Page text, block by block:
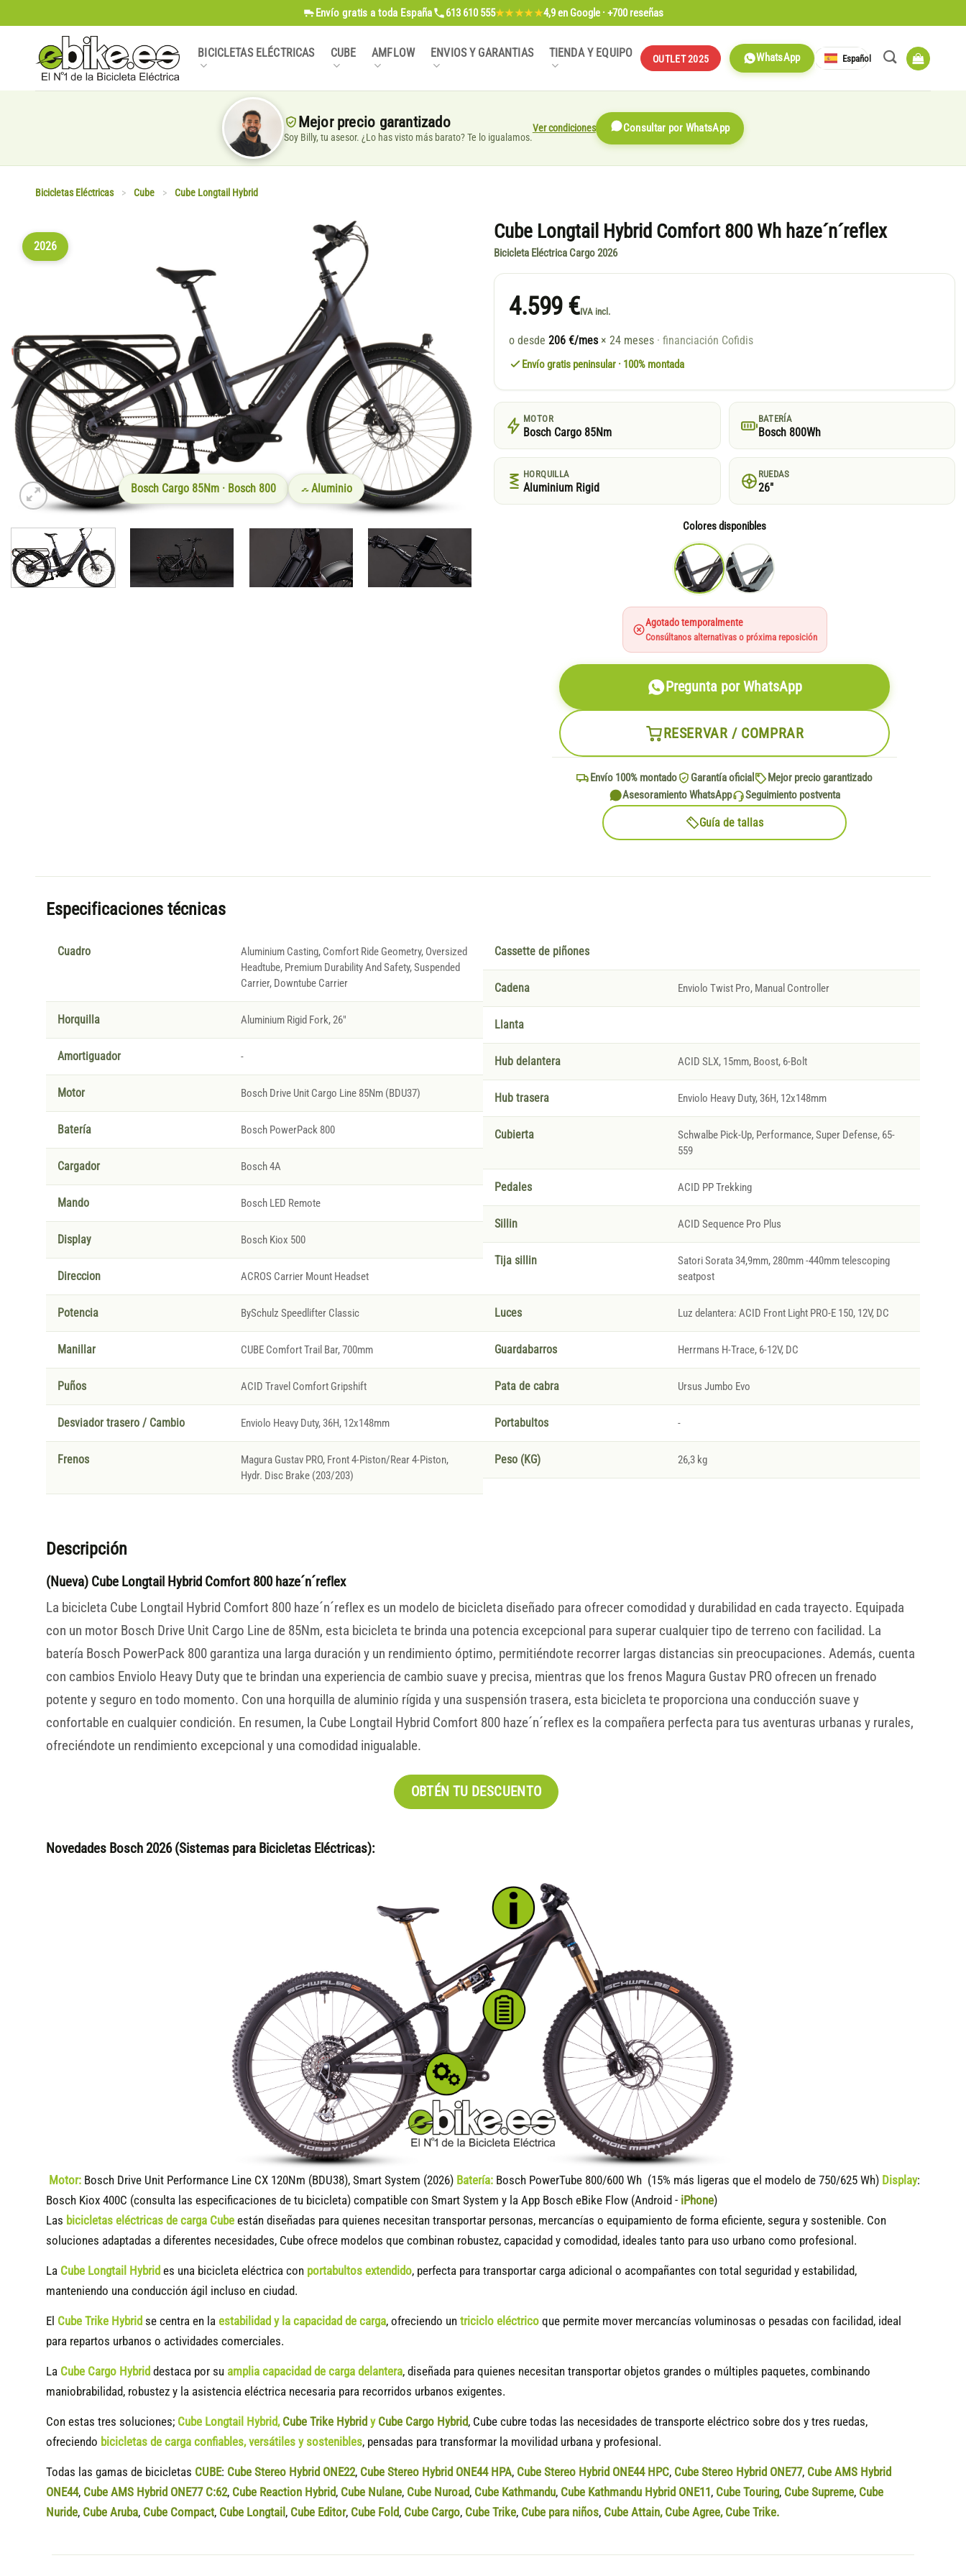
al
contenido
Envío gratis a toda España 613 610 555★★★★★4,9en Google · +700 reseñas
BICICLETAS ELÉCTRICAS CUBE AMFLOW ENVIOS Y GARANTIAS TIENDA Y EQUIPO OUTLET 2025 WhatsApp Español
Mejor precio garantizado
Soy Billy, tu asesor. ¿Lo has visto más barato? Te lo igualamos.
Ver condiciones Consultar por WhatsApp
Bicicletas Eléctricas > Cube > Cube Longtail Hybrid
2026
Bosch Cargo 85Nm · Bosch 800 Aluminio
Cube Longtail Hybrid Comfort 800 Wh haze´n´reflex
Bicicleta Eléctrica Cargo 2026
4.599 €IVA incl.
o desde 206 €/mes × 24 meses · financiación Cofidis
Envío gratis peninsular · 100% montada
MOTOR
Bosch Cargo 85Nm
BATERÍA
Bosch 800Wh
HORQUILLA
Aluminium Rigid
RUEDAS
26"
Colores disponibles
Agotado temporalmente
Consúltanos alternativas o próxima reposición
RESERVAR / COMPRAR
Pregunta por WhatsApp
Envío 100% montado Garantía oficial
Mejor precio garantizado
Asesoramiento WhatsApp
Seguimiento postventa
Guía de tallas
Especificaciones técnicas
Cuadro
Aluminium Casting, Comfort Ride Geometry, Oversized
Headtube, Premium Durability And Safety, Suspended
Carrier, Downtube Carrier
Horquilla Aluminium Rigid Fork, 26"
Amortiguador -
Motor Bosch Drive Unit Cargo Line 85Nm (BDU37)
Batería Bosch PowerPack 800
Cargador Bosch 4A
Mando Bosch LED Remote
Display Bosch Kiox 500
Direccion ACROS Carrier Mount Headset
Potencia BySchulz Speedlifter Classic
Manillar CUBE Comfort Trail Bar, 700mm
Puños ACID Travel Comfort Gripshift
Desviador trasero / Cambio Enviolo Heavy Duty, 36H, 12x148mm
Frenos
Magura Gustav PRO, Front 4-Piston/Rear 4-Piston,
Hydr. Disc Brake (203/203)
Cassette de piñones
Cadena Enviolo Twist Pro, Manual Controller
Llanta
Hub delantera ACID SLX, 15mm, Boost, 6-Bolt
Hub trasera Enviolo Heavy Duty, 36H, 12x148mm
Cubierta
Schwalbe Pick-Up, Performance, Super Defense, 65-
559
Pedales ACID PP Trekking
Sillin ACID Sequence Pro Plus
Tija sillin
Satori Sorata 34,9mm, 280mm -440mm telescoping
seatpost
Luces Luz delantera: ACID Front Light PRO-E 150, 12V, DC
Guardabarros Herrmans H-Trace, 6-12V, DC
Pata de cabra Ursus Jumbo Evo
Portabultos -
Peso (KG) 26,3 kg
Descripción
(Nueva) Cube Longtail Hybrid Comfort 800 haze´n´reflex
La bicicleta Cube Longtail Hybrid Comfort 800 haze´n´reflex es un modelo de bicicleta diseñado para ofrecer comodidad y durabilidad en cada trayecto. Equipada
con un motor Bosch Drive Unit Cargo Line de 85Nm, esta bicicleta te brinda una potencia excepcional para superar cualquier tipo de terreno con facilidad. La
batería Bosch PowerPack 800 garantiza una larga duración y un rendimiento óptimo, permitiéndote recorrer largas distancias sin preocupaciones. Además, cuenta
con cambios Enviolo Heavy Duty que te brindan una experiencia de cambio suave y precisa, mientras que los frenos Magura Gustav PRO ofrecen un frenado
potente y seguro en todo momento. Con una horquilla de aluminio rígida y una suspensión trasera, esta bicicleta te proporciona una conducción suave y
confortable en cualquier condición. En resumen, la Cube Longtail Hybrid Comfort 800 haze´n´reflex es la compañera perfecta para tus aventuras urbanas y rurales,
ofreciéndote un rendimiento excepcional y una comodidad inigualable.
OBTÉN TU DESCUENTO
Novedades Bosch 2026 (Sistemas para Bicicletas Eléctricas):
Motor:Bosch Drive Unit Performance Line CX 120Nm (BDU38), Smart System (2026) Batería:Bosch PowerTube 800/600 Wh (15% más ligeras que el modelo de 750/625 Wh) Display:
Bosch Kiox 400C (consulta las especificaciones de tu bicicleta) compatiblecon Smart System y la App Bosch eBike Flow (Android - iPhone)
Las bicicletas eléctricas de carga Cubeestán diseñadas para quienes necesitan transportar personas, mercancías o equipamiento de forma eficiente, segura y sostenible. Con
soluciones adaptadas a diferentes necesidades, Cube ofrece modelos que combinan robustez, capacidad y comodidad, ideales tanto para uso urbano como profesional.
La Cube Longtail Hybrid es una bicicleta eléctrica con portabultos extendido, perfecta para transportar carga adicional o acompañantes con total seguridad y estabilidad,
manteniendo una conducción ágil incluso en ciudad.
El Cube Trike Hybrid se centra en la estabilidad y la capacidad de carga, ofreciendo un triciclo eléctricoque permite mover mercancías voluminosas o pesadas con facilidad, ideal
para repartos urbanos o actividades comerciales.
La Cube Cargo Hybrid destaca por su amplia capacidad de carga delantera, diseñada para quienes necesitan transportar objetos grandes o múltiples paquetes, combinando
maniobrabilidad, robustez y la asistencia eléctrica necesaria para recorridos urbanos exigentes.
Con estas tres soluciones; Cube Longtail Hybrid, Cube Trike Hybrid y Cube Cargo Hybrid, Cube cubre todas las necesidades de transporte eléctrico sobre dos y tres ruedas,
ofreciendo bicicletas de carga confiables, versátiles y sostenibles, pensadas para transformar la movilidad urbana y profesional.
Todas las gamas de bicicletas CUBE: Cube Stereo Hybrid ONE22, Cube Stereo Hybrid ONE44 HPA, Cube Stereo Hybrid ONE44 HPC, Cube Stereo Hybrid ONE77, Cube AMS Hybrid
ONE44, Cube AMS Hybrid ONE77 C:62, Cube Reaction Hybrid, Cube Nulane, Cube Nuroad, Cube Kathmandu, Cube Kathmandu Hybrid ONE11, Cube Touring, Cube Supreme, Cube
Nuride, Cube Aruba, Cube Compact, Cube Longtail , Cube Editor, Cube Fold, Cube Cargo, Cube Trike, Cube para niños, Cube Attain, Cube Agree, Cube Trike.